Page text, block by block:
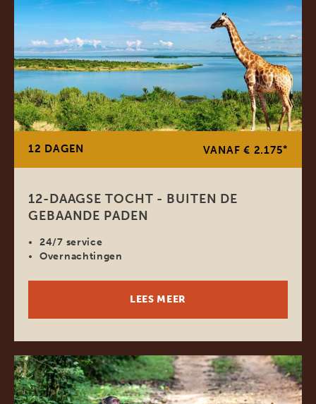
12 DAGEN VANAF € 2.175*
12-DAAGSE TOCHT - BUITEN DE
GEBAANDE PADEN
24/7 service
Overnachtingen
LEES MEER